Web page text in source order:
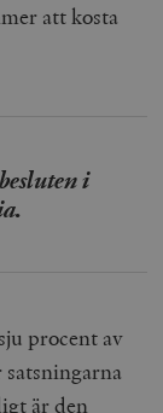
att kosta
i
procent av
är den